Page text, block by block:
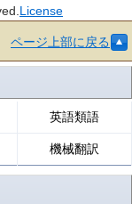
License
ページ上部に戻る
英語類語
機械翻訳